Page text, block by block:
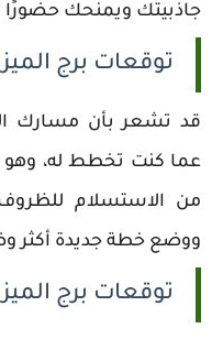
جاذبيتك ويمنحك حضورًا
توقعات برج
قد تشعر بأن مسارك
عما كنت تخطط له، وهو
من الاستسلام
ووضع خطة جديدة أكثر
توقعات برج